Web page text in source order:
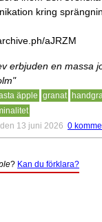
kring
aJRZM
erbjuden en massa
äpple granat
den 13 juni 2026 0
? Kan du förklara?